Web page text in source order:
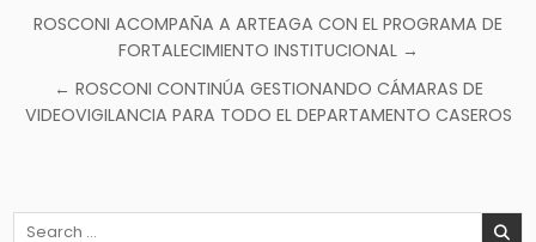
Navegación
entradas
ROSCONI ACOMPAÑA A ARTEAGA CON EL PROGRAMA DE
FORTALECIMIENTO INSTITUCIONAL →
← ROSCONI CONTINÚA GESTIONANDO CÁMARAS DE
VIDEOVIGILANCIA PARA TODO EL DEPARTAMENTO CASEROS
Search